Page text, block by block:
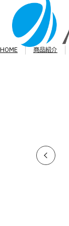
HOME 商品紹介